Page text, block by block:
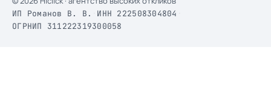
ИП Романов В. В. ИНН 222508304804
ОГРНИП 311222319300058